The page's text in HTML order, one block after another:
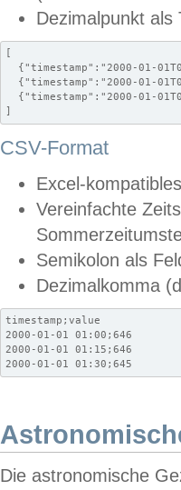
Dezimalpunkt als
[
{"timestamp":"2000-01-
{"timestamp":"2000-01-
{"timestamp":"2000-01-
]
CSV-Format
Excel-
Vereinfachte
Semikolon als
Dezimalkomma
timestamp;value
2000-01-01 01:00;646
2000-01-01 01:15;646
2000-01-01 01:30;645
Die astronomische